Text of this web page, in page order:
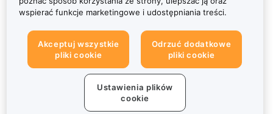
wspierać funkcje marketingowe i udostępniania treści.
Akceptuj wszystkie
pliki cookie
Odrzuć dodatkowe
pliki cookie
Ustawienia plików
cookie